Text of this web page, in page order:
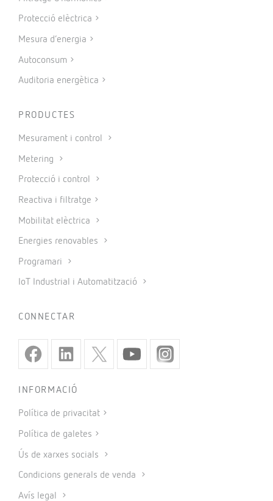
Protecció elèctrica
Mesura d’energia
Autoconsum
Auditoria energètica
PRODUCTES
Mesurament i control
Metering
Protecció i control
Reactiva i filtratge
Mobilitat elèctrica
Energies renovables
Programari
IoT Industrial i Automatització
CONNECTAR
INFORMACIÓ
Política de privacitat
Política de galetes
Ús de xarxes socials
Condicions generals de venda
Avís legal